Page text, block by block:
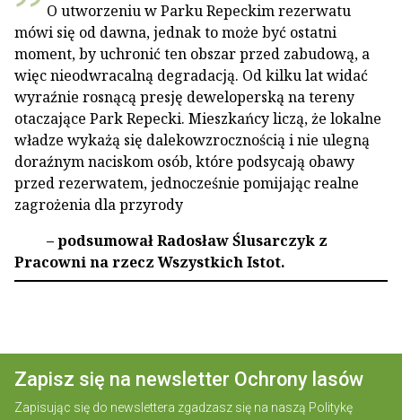
O utworzeniu w Parku Repeckim rezerwatu
mówi się od dawna, jednak to może być ostatni
moment, by uchronić ten obszar przed zabudową, a
więc nieodwracalną degradacją. Od kilku lat widać
wyraźnie rosnącą presję deweloperską na tereny
otaczające Park Repecki. Mieszkańcy liczą, że lokalne
władze wykażą się dalekowzrocznością i nie ulegną
doraźnym naciskom osób, które podsycają obawy
przed rezerwatem, jednocześnie pomijając realne
zagrożenia dla przyrody
– podsumował Radosław Ślusarczyk z
Pracowni na rzecz Wszystkich Istot.
Zapisz się na newsletter Ochrony lasów
Zapisując się do newslettera zgadzasz się na naszą Politykę